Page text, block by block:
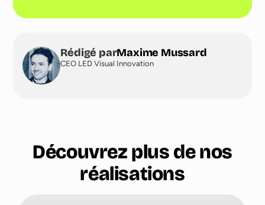
Rédigé parMaxime Mussard
CEO LED Visual Innovation
Découvrez plus de nos
réalisations